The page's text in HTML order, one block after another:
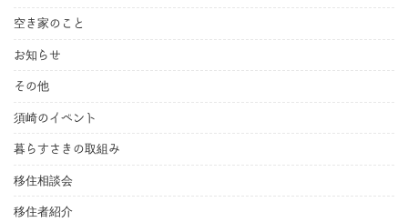
空き家のこと
お知らせ
その他
須崎のイベント
暮らすさきの取組み
移住相談会
移住者紹介